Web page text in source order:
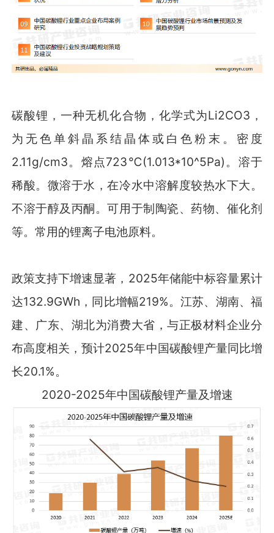
碳酸锂，一种无机化合物，化学式为Li2CO3，
为无色单斜晶系结晶体或白色粉末。密度
2.11g/cm3。熔点723℃(1.013*10^5Pa)。溶于
稀酸。微溶于水，在冷水中溶解度较热水下大。
不溶于醇及丙酮。可用于制陶瓷、药物、催化剂
等。常用的锂离子电池原料。
政策支持下增速显著，2025年储能中标容量累计
达132.9GWh，同比增幅219%。江苏、湖南、福
建、广东、湖北为消费大省，与正极材料企业分
布高度相关，预计2025年中国碳酸锂产量同比增
长20.1%。
2020-2025年中国碳酸锂产量及增速